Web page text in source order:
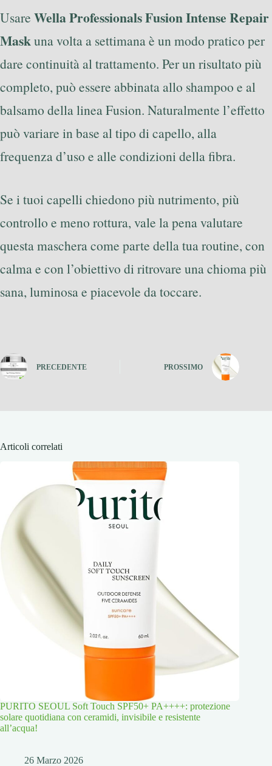
Usare Wella Professionals Fusion Intense Repair
Maskuna volta a settimana è un modo pratico per
dare continuità al trattamento. Per un risultato più
completo, può essere abbinata allo shampoo e al
balsamo della linea Fusion. Naturalmente l’effetto
può variare in base al tipo di capello, alla
frequenza d’uso e alle condizioni della fibra.
Se i tuoi capelli chiedono più nutrimento, più
controllo e meno rottura, vale la pena valutare
questa maschera come parte della tua routine, con
calma e con l’obiettivo di ritrovare una chioma più
sana, luminosa e piacevole da toccare.
PRECEDENTE PROSSIMO
Articoli correlati
PURITO SEOUL Soft Touch SPF50+ PA++++: protezione
solare quotidiana con ceramidi, invisibile e resistente
all’acqua!
26 Marzo 2026